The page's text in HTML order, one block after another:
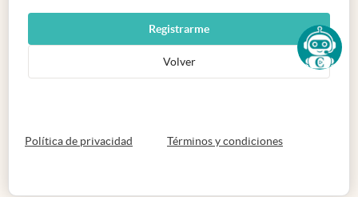
Registrarme
Volver
Política de privacidad abre en nueva pestaña
Términos y condicionesabre en nueva